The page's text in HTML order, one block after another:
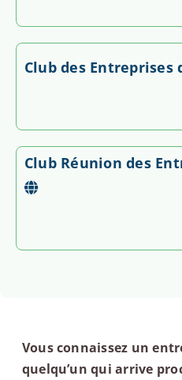
Club des Entreprises
Club Réunion des
Vous connaissez un
quelqu’un qui arrive